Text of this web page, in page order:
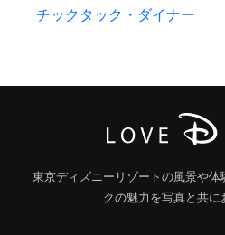
チックタック・ダイナー
東京ディズニーリゾートの風景や
クの魅力を写真と共に